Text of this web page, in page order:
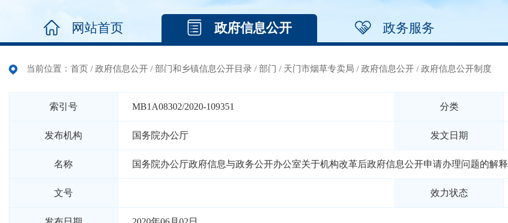
网站首页 政府信息公开 政务服务
当前位置： 首页 / 政府信息公开 / 部门和乡镇信息公开目录 / 部门 / 天门市烟草专卖局 / 政府信息公开 / 政府信息公开制度
索引号 MB1A08302/2020-109351 分类
发布机构 国务院办公厅 发文日期
名称 国务院办公厅政府信息与政务公开办公室关于机构改革后政府信息公开申请办理问题的解释
文号 效力状态